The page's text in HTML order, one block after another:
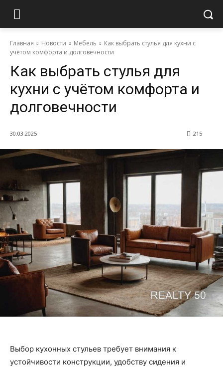
Главная Новости Мебель
Как выбрать стулья для кухни с
учётом комфорта и долговечности
Как выбрать стулья для
кухни с учётом комфорта и
долговечности
30.03.2025 215
Выбор кухонных стульев требует внимания к
устойчивости конструкции, удобству сидения и